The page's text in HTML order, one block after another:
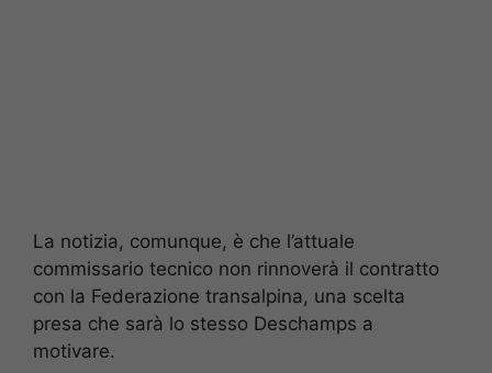
La notizia, comunque, è che l’attuale
commissario tecnico non rinnoverà il contratto
con la Federazione transalpina, una scelta
presa che sarà lo stesso Deschamps a
motivare.